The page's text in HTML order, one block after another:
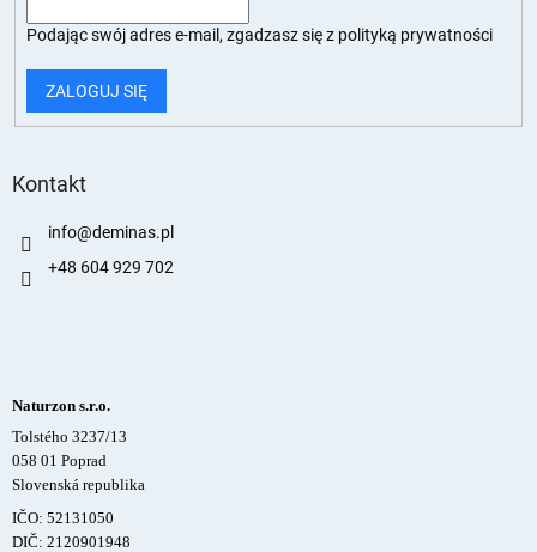
Podając swój adres e-mail, zgadzasz się z polityką prywatności
ZALOGUJ SIĘ
Kontakt
info@deminas.pl
+48 604 929 702
Naturzon s.r.o.
Tolstého 3237/13
058 01 Poprad
Slovenská republika
IČO: 52131050
DIČ: 2120901948